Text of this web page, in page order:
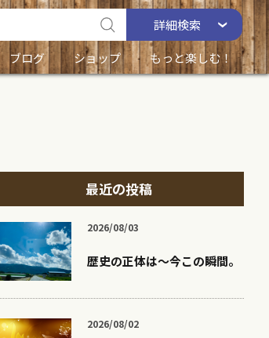
詳細検索
ブログ ショップ もっと楽しむ！
最近の投稿
2026/08/03
歴史の正体は〜今この瞬間。
2026/08/02